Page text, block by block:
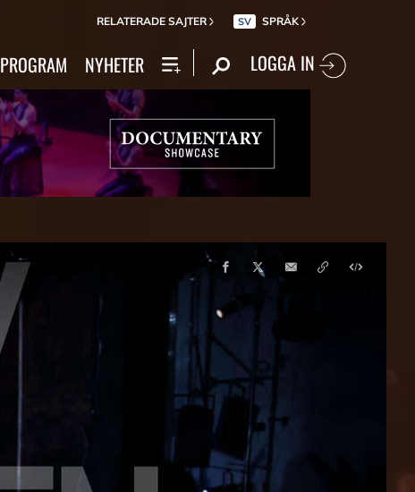
RELATERADE SAJTER SV SPRÅK
PROGRAM NYHETER LOGGA IN